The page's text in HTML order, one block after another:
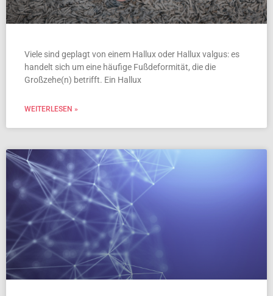
Viele sind geplagt von einem Hallux oder Hallux valgus: es
handelt sich um eine häufige Fußdeformität, die die
Großzehe(n) betrifft. Ein Hallux
WEITERLESEN »